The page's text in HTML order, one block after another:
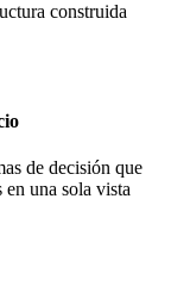
construida
de decisión que
una sola vista